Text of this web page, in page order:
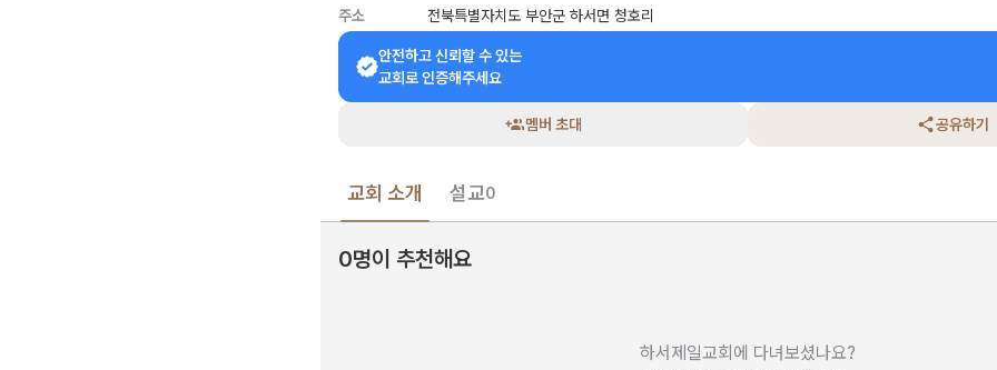
주소
전북특별자치도 부안군 하서면 청호리
안전하고 신뢰할 수 있는
교회로 인증해주세요
멤버 초대 공유하기
교회 소개 설교0
0명이 추천해요
하서제일교회에 다녀보셨나요?